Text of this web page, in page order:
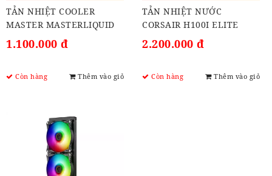
TẢN NHIỆT COOLER
MASTER MASTERLIQUID
ML240L V2 ARGB
1.100.000 đ
Còn hàng Thêm vào giỏ
TẢN NHIỆT NƯỚC
CORSAIR H100I ELITE
CAPELLIX
2.200.000 đ
Còn hàng Thêm vào giỏ